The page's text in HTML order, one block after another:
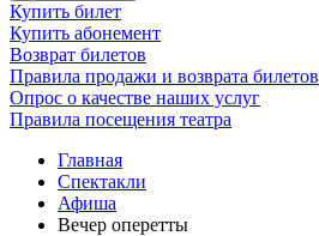
Купить билет
Купить абонемент
Возврат билетов
Правила продажи и возврата билетов
Опрос о качестве наших услуг
Правила посещения театра
Главная
Спектакли
Афиша
Вечер оперетты